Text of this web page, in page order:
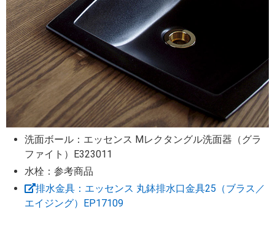
洗面ボール：エッセンス Mレクタングル洗面器（グラ
ファイト）E323011
水栓：参考商品
排水金具：エッセンス 丸鉢排水口金具25（ブラス／
エイジング）EP17109